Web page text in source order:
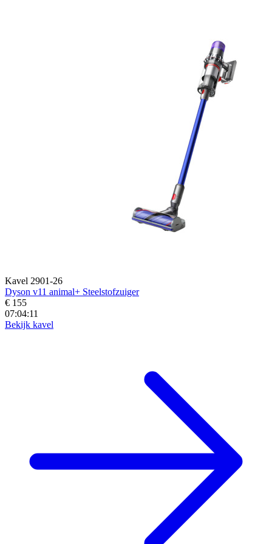
Kavel 2901-26
Dyson v11 animal+ Steelstofzuiger
€ 155
07:04:09
Bekijk kavel